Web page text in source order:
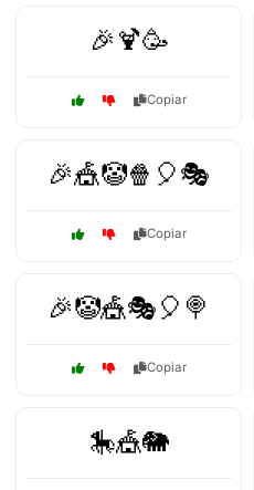
🎉🍹🥳
Copiar
🎉🎪🤡🍿🎈🎭
Copiar
🎉🤡🎪🎭🎈🍭
Copiar
🎠🎪🐘